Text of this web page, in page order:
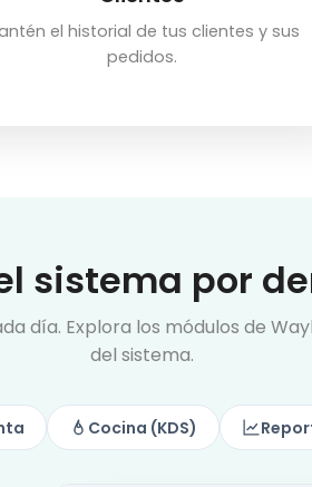
el historial de tus clientes y sus
pedidos.
sistema por
día. Explora los módulos de
del sistema.
Cocina (KDS)